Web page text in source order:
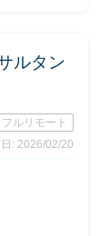
ルタン
フルリモート
: 2026/02/20